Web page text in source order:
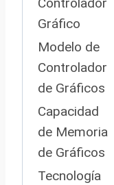
Controlador
Gráfico
Modelo de
Controlador
de Gráficos
Capacidad
de Memoria
de Gráficos
Tecnología